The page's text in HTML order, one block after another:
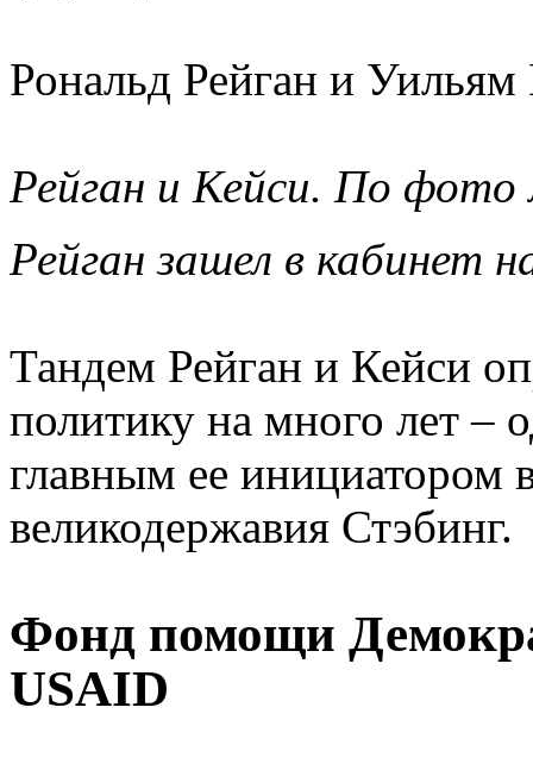
Рональд Рейган и
Рейган и Кейси. По
Рейган зашел в кабинет
Тандем Рейган и Кейси
политику на много лет –
главным ее инициатором
великодержавия Стэбинг.
Фонд помощи
USAID